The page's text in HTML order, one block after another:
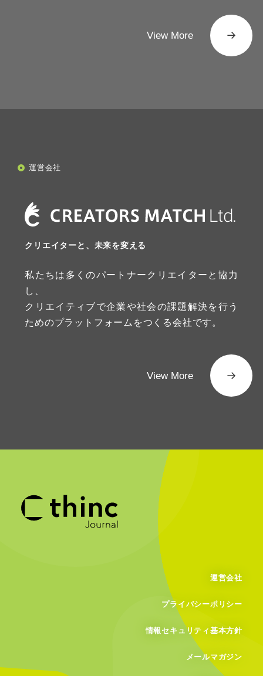
View More
運営会社
クリエイターと、未来を変える
私たちは多くのパートナークリエイターと協力
し、
クリエイティブで企業や社会の課題解決を行う
ためのプラットフォームをつくる会社です。
View More
運営会社
プライバシーポリシー
情報セキュリティ基本方針
メールマガジン